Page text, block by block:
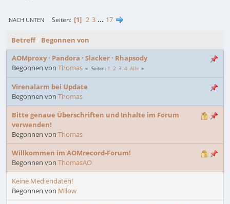
NACH UNTEN Seiten 1 2 3 ... 17
Betreff/ Begonnen von
AOMproxy · Pandora · Slacker · Rhapsody
Begonnen von Thomas Seiten 1 2 3 4 Alle
Virenalarm bei Update
Begonnen von Thomas
Bitte genaue Überschriften und Inhalte im Forum
verwenden!
Begonnen von Thomas
Willkommen im AOMrecord-Forum!
Begonnen von ThomasAO
Keine Mediendaten!
Begonnen von Milow